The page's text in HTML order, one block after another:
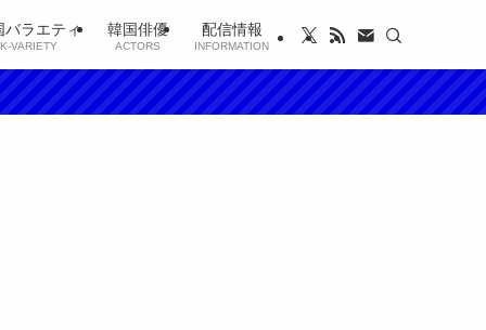
バラエティ
K-VARIETY
韓国俳優
ACTORS
配信情報
INFORMATION